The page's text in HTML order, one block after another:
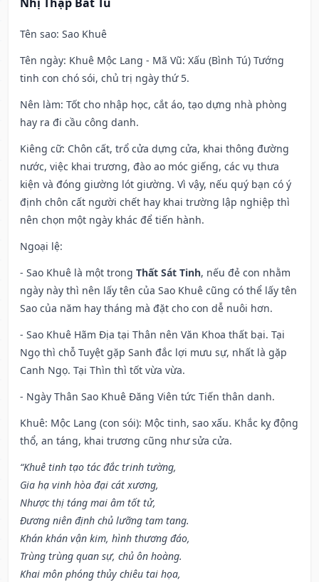
Tên sao: Sao Khuê
Tên ngày: Khuê Mộc Lang - Mã Vũ: Xấu (Bình Tú) Tướng
tinh con chó sói, chủ trị ngày thứ 5.
Nên làm: Tốt cho nhập học, cắt áo, tạo dựng nhà phòng
hay ra đi cầu công danh.
Kiêng cữ: Chôn cất, trổ cửa dựng cửa, khai thông đường
nước, việc khai trương, đào ao móc giếng, các vụ thưa
kiện và đóng giường lót giường. Vì vậy, nếu quý bạn có ý
định chôn cất người chết hay khai trường lập nghiệp thì
nên chọn một ngày khác để tiến hành.
Ngoại lệ:
- Sao Khuê là một trong Thất Sát Tinh, nếu đẻ con nhằm
ngày này thì nên lấy tên của Sao Khuê cũng có thể lấy tên
Sao của năm hay tháng mà đặt cho con dễ nuôi hơn.
- Sao Khuê Hãm Địa tại Thân nên Văn Khoa thất bại. Tại
Ngọ thì chỗ Tuyệt gặp Sanh đắc lợi mưu sự, nhất là gặp
Canh Ngọ. Tại Thìn thì tốt vừa vừa.
- Ngày Thân Sao Khuê Đăng Viên tức Tiến thân danh.
Khuê: Mộc Lang (con sói): Mộc tinh, sao xấu. Khắc kỵ động
thổ, an táng, khai trương cũng như sửa cửa.
“Khuê tinh tạo tác đắc trinh tường,
Gia hạ vinh hòa đại cát xương,
Nhược thị táng mai âm tốt tử,
Đương niên định chủ lưỡng tam tang.
Khán khán vận kim, hình thương đáo,
Trùng trùng quan sự, chủ ôn hoàng.
Khai môn phóng thủy chiêu tai họa,